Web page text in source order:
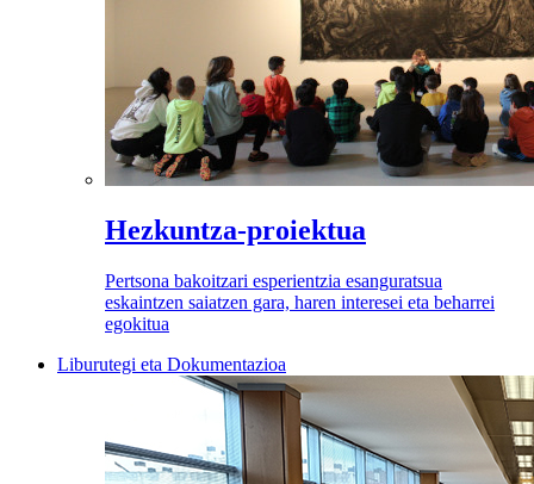
Hezkuntza-proiektua
Pertsona bakoitzari esperientzia esanguratsua
eskaintzen saiatzen gara, haren interesei eta beharrei
egokitua
Liburutegi eta Dokumentazioa